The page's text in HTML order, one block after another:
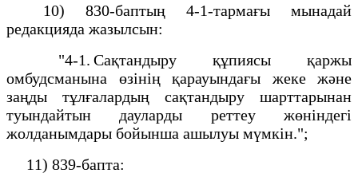
10) 830-баптың 4-1-тармағы мынадай
редакцияда жазылсын:
"4-1. Сақтандыру құпиясы қаржы
омбудсманына өзінің қарауындағы жеке және
заңды тұлғалардың сақтандыру шарттарынан
туындайтын дауларды реттеу жөніндегі
жолданымдары бойынша ашылуы мүмкін.";
11) 839-бапта: